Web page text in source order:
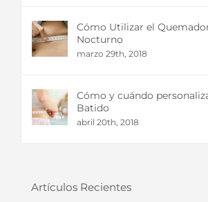
Cómo Utilizar el
Nocturno
marzo 29th, 2018
Cómo y cuándo
Batido
abril 20th, 2018
Artículos Recientes